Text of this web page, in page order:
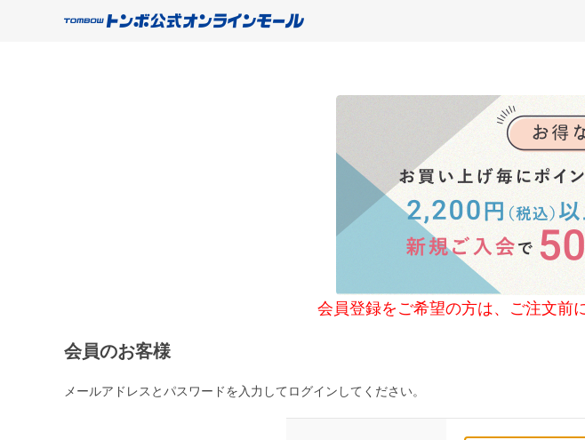
会員登録をご希望の方は、ご注文前に
会員のお客様
メールアドレスとパスワードを入力してログインしてください。